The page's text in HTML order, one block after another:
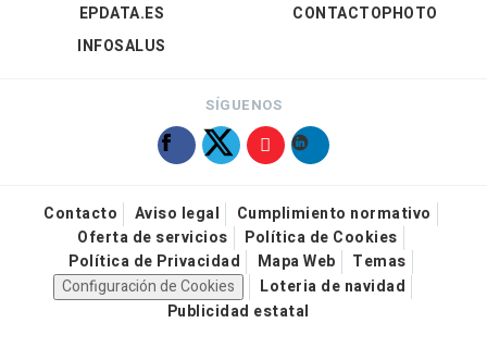
EPDATA.ES
INFOSALUS
CONTACTOPHOTO
SÍGUENOS
Contacto Aviso legal
Cumplimiento normativo
Oferta de servicios
Política de Cookies
Política de Privacidad
Mapa Web
Temas
Configuración de Cookies
Loteria de navidad
Publicidad estatal